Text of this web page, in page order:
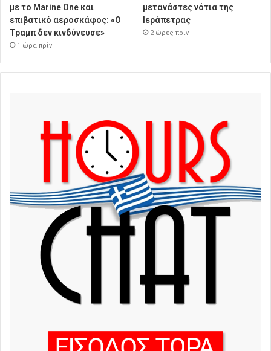
με το Marine One και
επιβατικό αεροσκάφος: «Ο
Τραμπ δεν κινδύνευσε»
1 ώρα πρίν
μετανάστες νότια της
Ιεράπετρας
2 ώρες πρίν